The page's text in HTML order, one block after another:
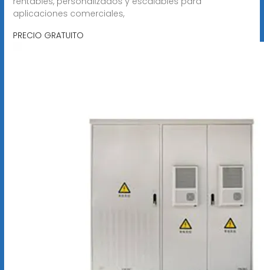
aplicaciones comerciales,
PRECIO GRATUITO